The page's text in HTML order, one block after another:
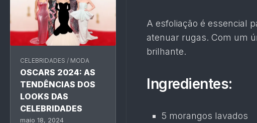
CELEBRIDADES / MODA
OSCARS 2024: AS
TENDÊNCIAS DOS
LOOKS DAS
CELEBRIDADES
maio 18, 2024
A esfoliação é essencial
atenuar rugas. Com um
brilhante.
Ingredientes:
5 morangos lavados